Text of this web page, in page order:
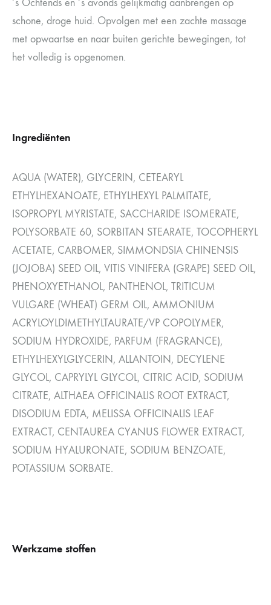
’s Ochtends en ’s avonds gelijkmatig aanbrengen op
schone, droge huid. Opvolgen met een zachte massage
met opwaartse en naar buiten gerichte bewegingen, tot
het volledig is opgenomen.
Ingrediënten
AQUA (WATER), GLYCERIN, CETEARYL
ETHYLHEXANOATE, ETHYLHEXYL PALMITATE,
ISOPROPYL MYRISTATE, SACCHARIDE ISOMERATE,
POLYSORBATE 60, SORBITAN STEARATE, TOCOPHERYL
ACETATE, CARBOMER, SIMMONDSIA CHINENSIS
(JOJOBA) SEED OIL, VITIS VINIFERA (GRAPE) SEED OIL,
PHENOXYETHANOL, PANTHENOL, TRITICUM
VULGARE (WHEAT) GERM OIL, AMMONIUM
ACRYLOYLDIMETHYLTAURATE/VP COPOLYMER,
SODIUM HYDROXIDE, PARFUM (FRAGRANCE),
ETHYLHEXYLGLYCERIN, ALLANTOIN, DECYLENE
GLYCOL, CAPRYLYL GLYCOL, CITRIC ACID, SODIUM
CITRATE, ALTHAEA OFFICINALIS ROOT EXTRACT,
DISODIUM EDTA, MELISSA OFFICINALIS LEAF
EXTRACT, CENTAUREA CYANUS FLOWER EXTRACT,
SODIUM HYALURONATE, SODIUM BENZOATE,
POTASSIUM SORBATE.
Werkzame stoffen